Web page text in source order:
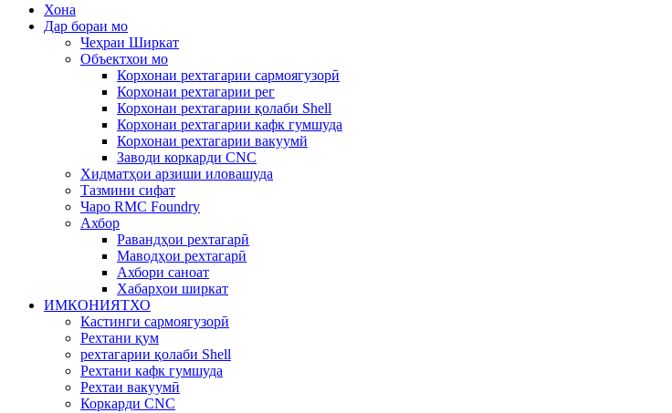
Хона
Дар бораи мо
Чеҳраи Ширкат
Объектхои мо
Корхонаи рехтагарии сармоягузорӣ
Корхонаи рехтагарии рег
Корхонаи рехтагарии қолаби Shell
Корхонаи рехтагарии кафк гумшуда
Корхонаи рехтагарии вакуумй
Заводи коркарди CNC
Хидматҳои арзиши иловашуда
Тазмини сифат
Чаро RMC Foundry
Ахбор
Равандҳои рехтагарӣ
Маводҳои рехтагарӣ
Ахбори саноат
Хабарҳои ширкат
ИМКОНИЯТХО
Кастинги сармоягузорӣ
Рехтани қум
рехтагарии қолаби Shell
Рехтани кафк гумшуда
Рехтаи вакуумӣ
Коркарди CNC